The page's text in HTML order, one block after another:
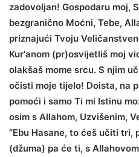
zadovoljan! Gospodaru moj,
bezgranično Moćni, Tebe,
priznajući Tvoju
Kur'anom (pr)osvijetliš moj
olakšaš mome srcu. S njim
očisti moje tijelo! Doista, na
pomoći i samo Ti mi Istinu
osim s Allahom, Uzvišenim,
“Ebu Hasane, to ćeš učiti tri,
(džuma) pa će ti, s